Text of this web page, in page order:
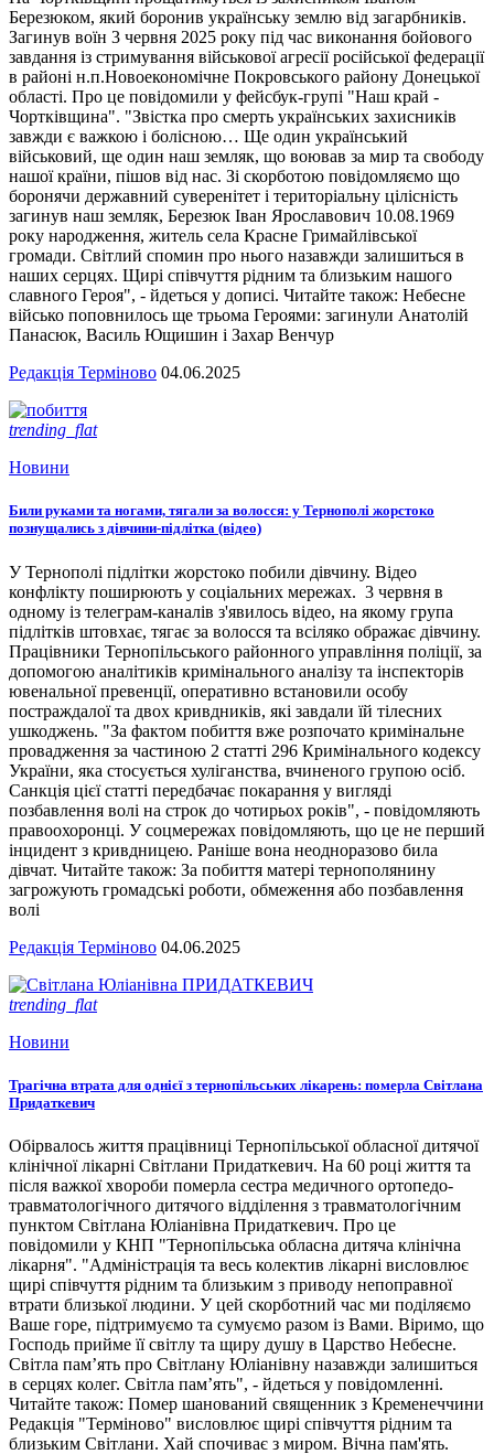
Березюком, який боронив українську землю від загарбників.
Загинув воїн 3 червня 2025 року під час виконання бойового
завдання із стримування військової агресії російської федерації
в районі н.п.Новоекономічне Покровського району Донецької
області. Про це повідомили у фейсбук-групі "Наш край -
Чортківщина". "Звістка про смерть українських захисників
завжди є важкою і болісною… Ще один український
військовий, ще один наш земляк, що воював за мир та свободу
нашої країни, пішов від нас. Зі скорботою повідомляємо що
боронячи державний суверенітет і територіальну цілісність
загинув наш земляк, Березюк Іван Ярославович 10.08.1969
року народження, житель села Красне Гримайлівської
громади. Світлий спомин про нього назавжди залишиться в
наших серцях. Щирі співчуття рідним та близьким нашого
славного Героя", - йдеться у дописі. Читайте також: Небесне
військо поповнилось ще трьома Героями: загинули Анатолій
Панасюк, Василь Ющишин і Захар Венчур
Редакція Терміново 04.06.2025
trending_flat
Новини
Били руками та ногами, тягали за волосся: у Тернополі жорстоко
познущались з дівчини-підлітка (відео)
У Тернополі підлітки жорстоко побили дівчину. Відео
конфлікту поширюють у соціальних мережах. 3 червня в
одному із телеграм-каналів з'явилось відео, на якому група
підлітків штовхає, тягає за волосся та всіляко ображає дівчину.
Працівники Тернопільського районного управління поліції, за
допомогою аналітиків кримінального аналізу та інспекторів
ювенальної превенції, оперативно встановили особу
постраждалої та двох кривдників, які завдали їй тілесних
ушкоджень. "За фактом побиття вже розпочато кримінальне
провадження за частиною 2 статті 296 Кримінального кодексу
України, яка стосується хуліганства, вчиненого групою осіб.
Санкція цієї статті передбачає покарання у вигляді
позбавлення волі на строк до чотирьох років", - повідомляють
правоохоронці. У соцмережах повідомляють, що це не перший
інцидент з кривдницею. Раніше вона неодноразово била
дівчат. Читайте також: За побиття матері тернополянину
загрожують громадські роботи, обмеження або позбавлення
волі
Редакція Терміново 04.06.2025
trending_flat
Новини
Трагічна втрата для однієї з тернопільських лікарень: померла Світлана
Придаткевич
Обірвалось життя працівниці Тернопільської обласної дитячої
клінічної лікарні Світлани Придаткевич. На 60 році життя та
після важкої хвороби померла сестра медичного ортопедо-
травматологічного дитячого відділення з травматологічним
пунктом Світлана Юліанівна Придаткевич. Про це
повідомили у КНП "Тернопільська обласна дитяча клінічна
лікарня". "Адміністрація та весь колектив лікарні висловлює
щирі співчуття рідним та близьким з приводу непоправної
втрати близької людини. У цей скорботний час ми поділяємо
Ваше горе, підтримуємо та сумуємо разом із Вами. Віримо, що
Господь прийме її світлу та щиру душу в Царство Небесне.
Світла пам’ять про Світлану Юліанівну назавжди залишиться
в серцях колег. Світла пам’ять", - йдеться у повідомленні.
Читайте також: Помер шанований священник з Кременеччини
Редакція "Терміново" висловлює щирі співчуття рідним та
близьким Світлани. Хай спочиває з миром. Вічна пам'ять.